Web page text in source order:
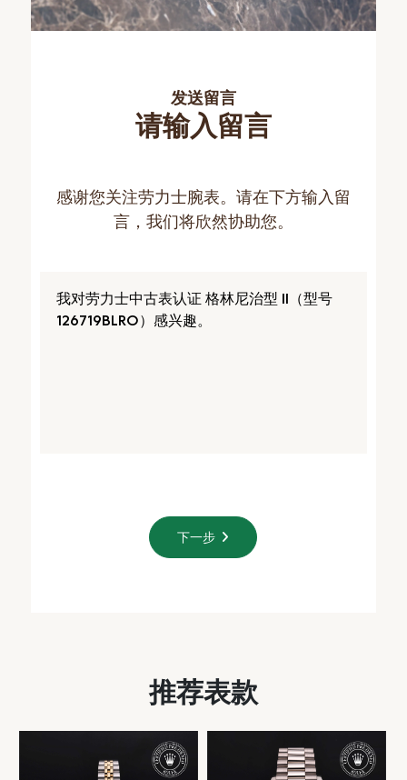
发送留言
请输入留言
感谢您关注劳力士腕表。请在下方输入留
言，我们将欣然协助您。
下一步
推荐表款